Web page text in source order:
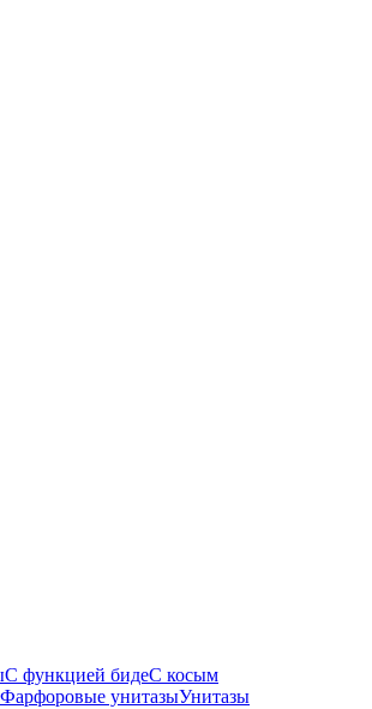
С функцией бидеС косым
Фарфоровые унитазыУнитазы